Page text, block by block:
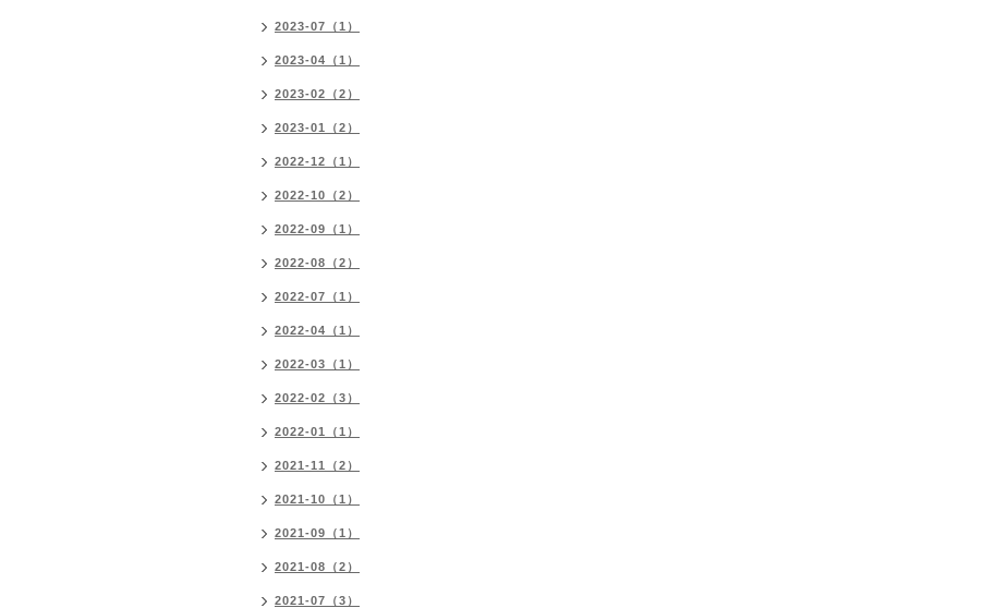
2023-07（1）
2023-04（1）
2023-02（2）
2023-01（2）
2022-12（1）
2022-10（2）
2022-09（1）
2022-08（2）
2022-07（1）
2022-04（1）
2022-03（1）
2022-02（3）
2022-01（1）
2021-11（2）
2021-10（1）
2021-09（1）
2021-08（2）
2021-07（3）